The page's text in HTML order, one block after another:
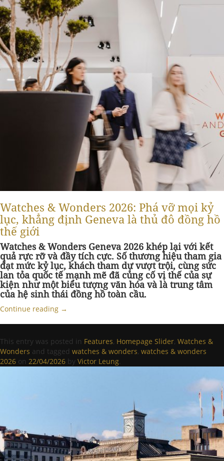
Watches & Wonders 2026: Phá vỡ mọi kỷ
lục, khẳng định Geneva là thủ đô đồng hồ
thế giới
Watches & Wonders Geneva 2026 khép lại với kết
quả rực rỡ và đầy tích cực. Số thương hiệu tham gia
đạt mức kỷ lục, khách tham dự vượt trội, cùng sức
lan tỏa quốc tế mạnh mẽ đã củng cố vị thế của sự
kiện như một biểu tượng văn hóa và là trung tâm
của hệ sinh thái đồng hồ toàn cầu.
Continue reading →
This entry was posted in Features, Homepage Slider, Watches &
Wonders and tagged watches & wonders, watches & wonders
2026 on 22/04/2026 by Victor Leung.